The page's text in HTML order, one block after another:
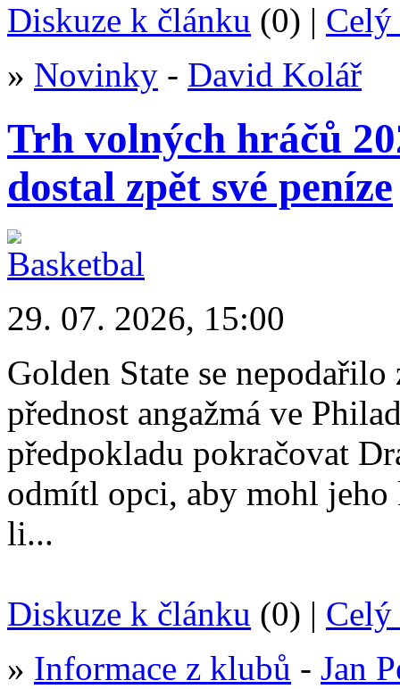
Diskuze k článku (0) | Celý
» Novinky - David Kolář
Trh volných hráčů
dostal zpět své peníze
29. 07. 2026, 15:00
Golden State se
přednost angažmá ve
předpokladu pokračovat
odmítl opci, aby mohl jeho
li...
Diskuze k článku (0) | Celý
» Informace z klubů - Jan